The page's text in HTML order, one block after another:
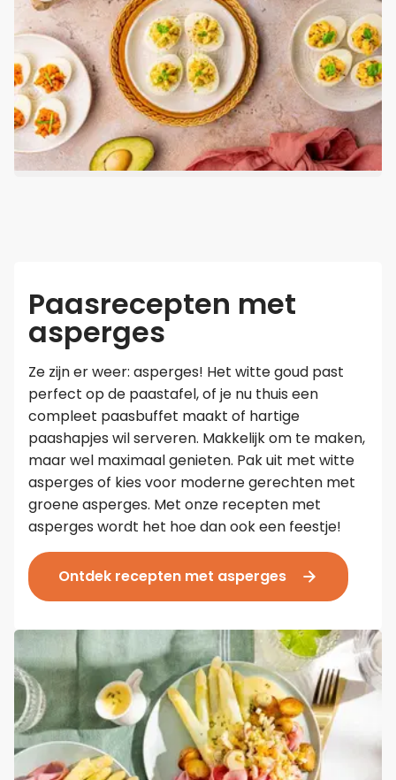
Paasrecepten met
asperges
Ze zijn er weer: asperges! Het witte goud past
perfect op de paastafel, of je nu thuis een
compleet paasbuffet maakt of hartige
paashapjes wil serveren. Makkelijk om te maken,
maar wel maximaal genieten. Pak uit met witte
asperges of kies voor moderne gerechten met
groene asperges. Met onze recepten met
asperges wordt het hoe dan ook een feestje!
Ontdek recepten met asperges